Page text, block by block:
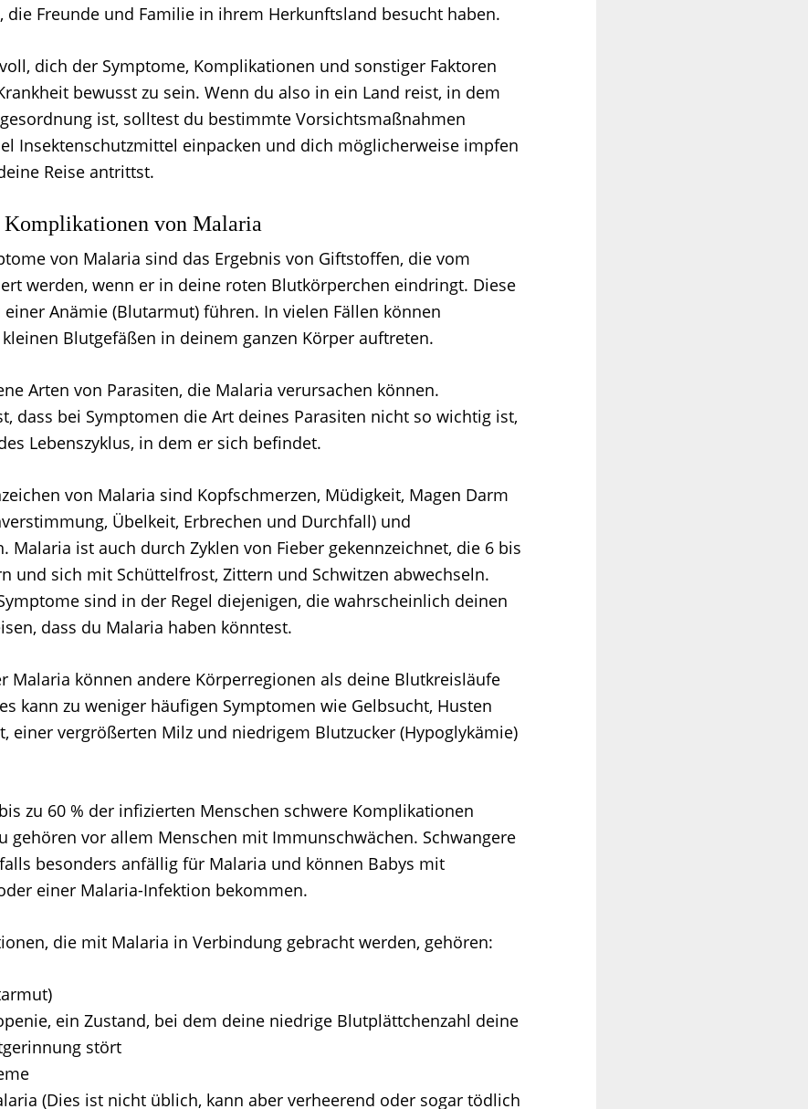
die Freunde und Familie in ihrem Herkunftsland besucht haben.
dich der Symptome, Komplikationen und sonstiger Faktoren
bewusst zu sein. Wenn du also in ein Land reist, in dem
ist, solltest du bestimmte Vorsichtsmaßnahmen
Insektenschutzmittel einpacken und dich möglicherweise impfen
Reise antrittst.
Komplikationen von Malaria
von Malaria sind das Ergebnis von Giftstoffen, die vom
werden, wenn er in deine roten Blutkörperchen eindringt. Diese
Anämie (Blutarmut) führen. In vielen Fällen können
Blutgefäßen in deinem ganzen Körper auftreten.
Arten von Parasiten, die Malaria verursachen können.
dass bei Symptomen die Art deines Parasiten nicht so wichtig ist,
Lebenszyklus, in dem er sich befindet.
von Malaria sind Kopfschmerzen, Müdigkeit, Magen Darm
Übelkeit, Erbrechen und Durchfall) und
Malaria ist auch durch Zyklen von Fieber gekennzeichnet, die 6 bis
und sich mit Schüttelfrost, Zittern und Schwitzen abwechseln.
sind in der Regel diejenigen, die wahrscheinlich deinen
dass du Malaria haben könntest.
Malaria können andere Körperregionen als deine Blutkreisläufe
kann zu weniger häufigen Symptomen wie Gelbsucht, Husten
einer vergrößerten Milz und niedrigem Blutzucker (Hypoglykämie)
zu 60 % der infizierten Menschen schwere Komplikationen
gehören vor allem Menschen mit Immunschwächen. Schwangere
besonders anfällig für Malaria und können Babys mit
einer Malaria-Infektion bekommen.
die mit Malaria in Verbindung gebracht werden, gehören:
ein Zustand, bei dem deine niedrige Blutplättchenzahl deine
stört
(Dies ist nicht üblich, kann aber verheerend oder sogar tödlich